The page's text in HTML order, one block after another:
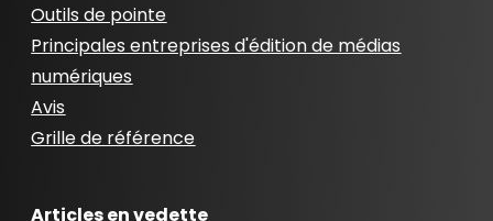
Outils de pointe
Principales entreprises d'édition de médias
numériques
Avis
Grille de référence
Articles en vedette